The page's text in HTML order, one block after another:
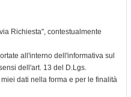
Richiesta", contestualmente
all'interno dell'informativa sul
dell'art. 13 del D.Lgs.
dati nella forma e per le finalità